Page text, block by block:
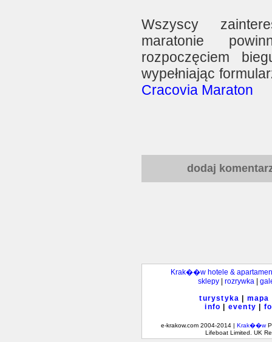
Wszyscy
maratonie
rozpoczęciem
wypełniając
Cracovia Maraton
dodaj
Krak��w hotele &
sklepy| rozrywka|
turystyka
mapa
info
eventy
e-krakow.com 2004-2014 | Krak��w
Lifeboat Limited. UK